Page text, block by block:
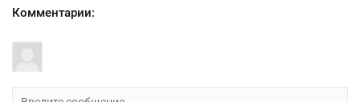
Комментарии: